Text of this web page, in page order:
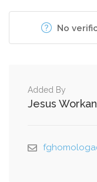
No
Added By
Jesus